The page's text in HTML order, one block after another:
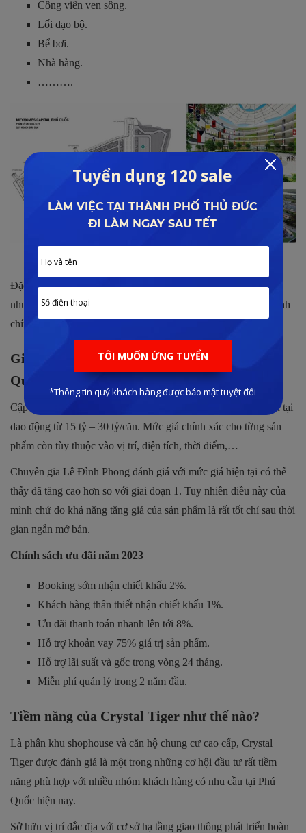
Công viên ven sông.
Lối dạo bộ.
Bể bơi.
Nhà hàng.
……….
Đặc biệt cư dân tại đây có thể tận hưởng trọn vẹn mọi tiện ích
như: phòng khám đa khoa quốc tế, trường học quốc tế, khu hành
chính,…
Giá bán Crystal Tiger Meyhomes Capital Phú
Quốc bao nhiêu?
Cập nhật giá bán các sản phẩm tại phân khu Crystal Tiger hiện tại
dao động từ 15 tỷ – 30 tỷ/căn. Mức giá chính xác cho từng sản
phẩm còn tùy thuộc vào vị trí, diện tích, thời điểm,…
Chuyên gia Lê Đình Phong đánh giá với mức giá hiện tại có thể
thấy đã tăng cao hơn so với giai đoạn 1. Tuy nhiên điều này của
mình chứ do khả năng tăng giá của sản phẩm là rất tốt chỉ sau thời
gian ngắn mở bán.
Chính sách ưu đãi năm 2023
Booking sớm nhận chiết khấu 2%.
Khách hàng thân thiết nhận chiết khấu 1%.
Ưu đãi thanh toán nhanh lên tới 8%.
Hỗ trợ khoản vay 75% giá trị sản phẩm.
Hỗ trợ lãi suất và gốc trong vòng 24 tháng.
Miễn phí quản lý trong 2 năm đầu.
Tiềm năng của Crystal Tiger như thế nào?
Là phân khu shophouse và căn hộ chung cư cao cấp, Crystal
Tiger được đánh giá là một trong những cơ hội đầu tư rất tiềm
năng phù hợp với nhiều nhóm khách hàng có nhu cầu tại Phú
Quốc hiện nay.
Sở hữu vị trí đắc địa với cơ sở hạ tầng giao thông phát triển hoàn